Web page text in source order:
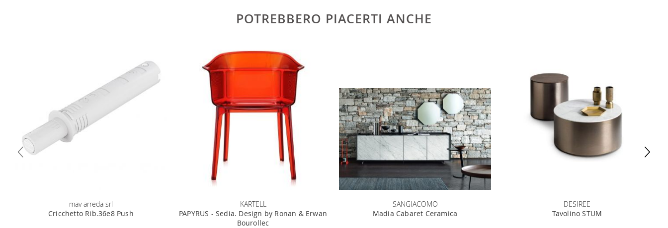
POTREBBERO PIACERTI ANCHE
mav arreda srl
Cricchetto Rib.36e8 Push
KARTELL
PAPYRUS - Sedia. Design by Ronan & Erwan
Bourollec
SANGIACOMO
Madia Cabaret Ceramica
DESIREE
Tavolino STUM